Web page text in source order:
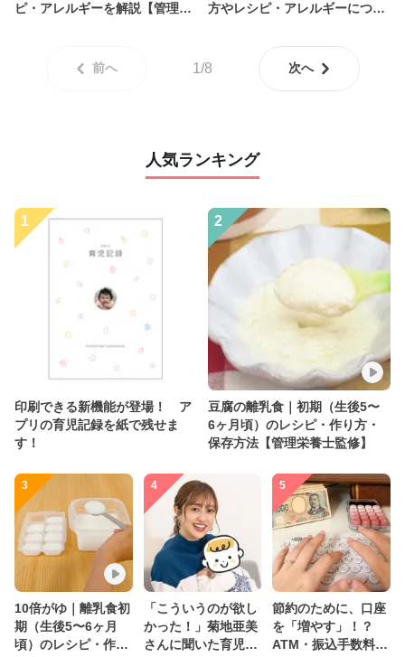
ピ・アレルギーを解説【管理栄
方やレシピ・アレルギーについ
前へ 1/8 次へ
人気ランキング
1
印刷できる新機能が登場！ ア
プリの育児記録を紙で残せま
す！
2
豆腐の離乳食｜初期（生後5〜
6ヶ月頃）のレシピ・作り方・
保存方法【管理栄養士監修】
3
10倍がゆ｜離乳食初
期（生後5〜6ヶ月
頃）のレシピ・作り
4
「こういうのが欲し
かった！」菊地亜美
さんに聞いた育児
5
節約のために、口座
を「増やす」！？
ATM・振込手数料の